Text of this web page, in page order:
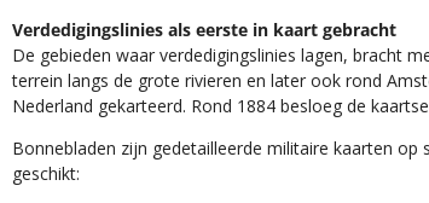
Verdedigingslinies als eerste in kaart gebracht
De gebieden waar verdedigingslinies lagen, bracht
terrein langs de grote rivieren en later ook rond
Nederland gekarteerd. Rond 1884 besloeg de
Bonnebladen zijn gedetailleerde militaire kaarten op
geschikt:​